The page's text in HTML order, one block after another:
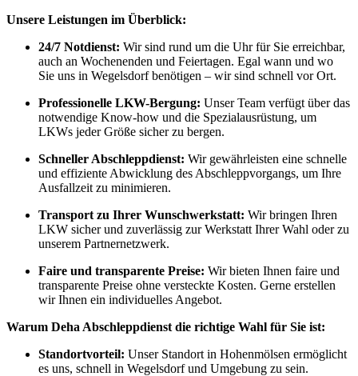
Unsere Leistungen im Überblick:
24/7 Notdienst: Wir sind rund um die Uhr für Sie erreichbar,
auch an Wochenenden und Feiertagen. Egal wann und wo
Sie uns in Wegelsdorf benötigen – wir sind schnell vor Ort.
Professionelle LKW-Bergung: Unser Team verfügt über das
notwendige Know-how und die Spezialausrüstung, um
LKWs jeder Größe sicher zu bergen.
Schneller Abschleppdienst: Wir gewährleisten eine schnelle
und effiziente Abwicklung des Abschleppvorgangs, um Ihre
Ausfallzeit zu minimieren.
Transport zu Ihrer Wunschwerkstatt: Wir bringen Ihren
LKW sicher und zuverlässig zur Werkstatt Ihrer Wahl oder zu
unserem Partnernetzwerk.
Faire und transparente Preise: Wir bieten Ihnen faire und
transparente Preise ohne versteckte Kosten. Gerne erstellen
wir Ihnen ein individuelles Angebot.
Warum Deha Abschleppdienst die richtige Wahl für Sie ist:
Standortvorteil: Unser Standort in Hohenmölsen ermöglicht
es uns, schnell in Wegelsdorf und Umgebung zu sein.